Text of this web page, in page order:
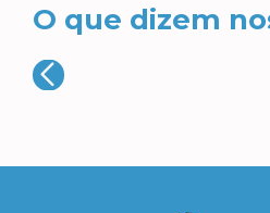
O que dizem